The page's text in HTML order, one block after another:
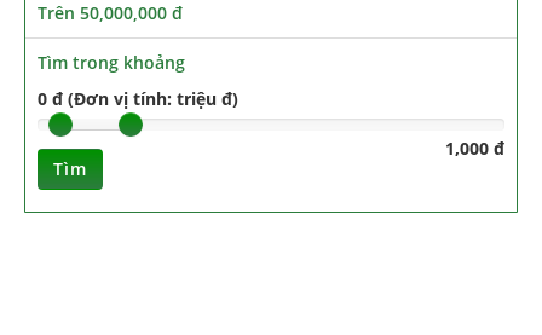
Trên 50,000,000 đ
Tìm trong khoảng
0 đ (Đơn vị tính: triệu đ)
1,000 đ
Tìm